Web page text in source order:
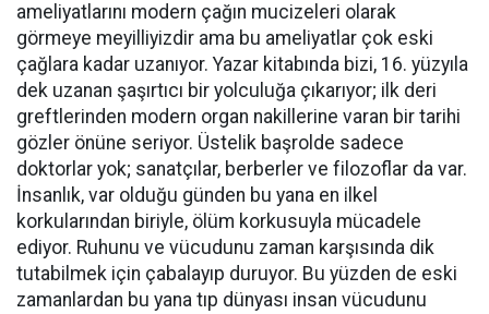
ameliyatlarını modern çağın mucizeleri olarak
görmeye meyilliyizdir ama bu ameliyatlar çok eski
çağlara kadar uzanıyor. Yazar kitabında bizi, 16. yüzyıla
dek uzanan şaşırtıcı bir yolculuğa çıkarıyor; ilk deri
greftlerinden modern organ nakillerine varan bir tarihi
gözler önüne seriyor. Üstelik başrolde sadece
doktorlar yok; sanatçılar, berberler ve filozoflar da var.
İnsanlık, var olduğu günden bu yana en ilkel
korkularından biriyle, ölüm korkusuyla mücadele
ediyor. Ruhunu ve vücudunu zaman karşısında dik
tutabilmek için çabalayıp duruyor. Bu yüzden de eski
zamanlardan bu yana tıp dünyası insan vücudunu